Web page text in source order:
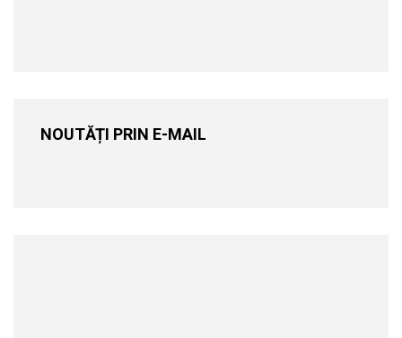
NOUTĂȚI PRIN E-MAIL